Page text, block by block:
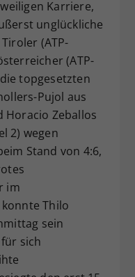
Karriere,
unglückliche
(ATP-
(ATP-
topgesetzten
Pujol aus
Horacio Zeballos
2) wegen
Stand von 4:6,
im
Thilo
sein
sich